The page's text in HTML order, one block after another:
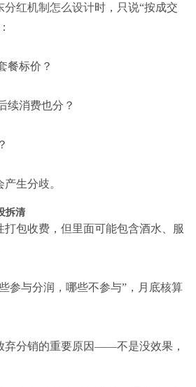
分红机制怎么设计时，只说“按成交
餐标价？
续消费也分？
生分歧。
拆清
包收费，但里面可能包含酒水、服
参与分润，哪些不参与”，月底核算
弃分销的重要原因——不是没效果，